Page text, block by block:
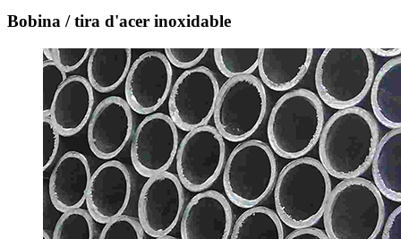
Bobina / tira d'acer inoxidable